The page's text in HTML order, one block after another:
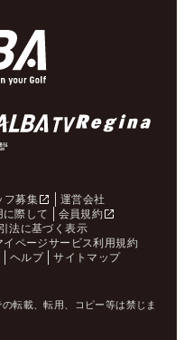
フ募集
運営会社
に際して
会員規約
法に基づく表示
イページサービス利用規約
ヘルプ サイトマップ
転載、転用、コピー等は禁じま